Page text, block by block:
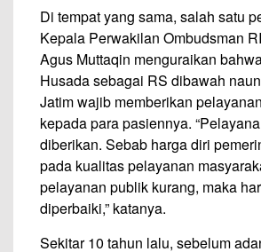
Di tempat yang sama, salah satu
Kepala Perwakilan Ombudsman
Agus Muttaqin menguraikan
Husada sebagai RS dibawah
Jatim wajib memberikan
kepada para pasiennya.
diberikan. Sebab harga diri
pada kualitas pelayanan
pelayanan publik kurang, maka
diperbaiki,” katanya.
Sekitar 10 tahun lalu, sebelum